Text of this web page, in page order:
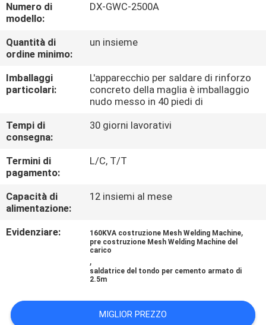
CIRCA
NOI
GIRO
DELLA
FABBRICA
CONTROLLO
DI
QUALITÀ
CONTATTICI
CITAZIONE
Numero di
modello:
DX-GWC-2500A
Quantità di
ordine minimo:
un insieme
Imballaggi
particolari:
L'apparecchio per saldare di rinforzo
concreto della maglia è imballaggio
nudo messo in 40 piedi di
Tempi di
consegna:
30 giorni lavorativi
Termini di
pagamento:
L/C, T/T
Capacità di
alimentazione:
12 insiemi al mese
Evidenziare: 160KVA costruzione Mesh Welding Machine,
pre costruzione Mesh Welding Machine del
carico
,
saldatrice del tondo per cemento armato di
2.5m
MIGLIOR PREZZO